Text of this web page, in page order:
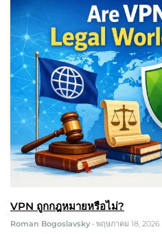
VPN ถูกกฎหมายหรือไม่?
Roman Bogoslavsky • พฤษภาคม 18, 2026